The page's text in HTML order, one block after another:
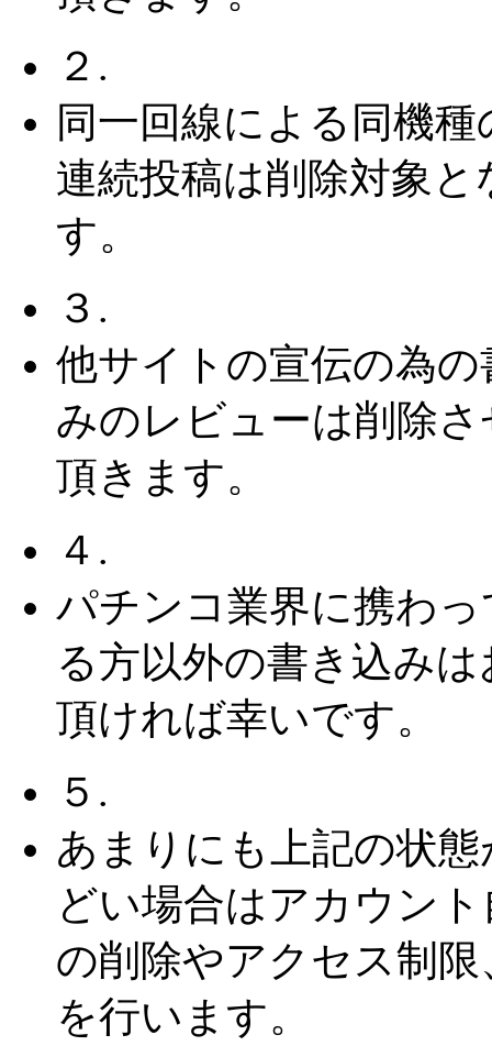
２.
同一回線による同機種
連続投稿は削除対象と
す。
３.
他サイトの宣伝の為の
みのレビューは削除さ
頂きます。
４.
パチンコ業界に携わっ
る方以外の書き込みは
頂ければ幸いです。
５.
あまりにも上記の状態
どい場合はアカウント
の削除やアクセス制限
を行います。